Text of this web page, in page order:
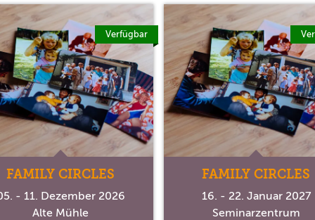
Verfügbar
FAMILY CIRCLES
- 11. Dezember 2026
Alte Mühle
FAMILY CIRCLES
16. - 22. Januar 2027
Seminarzentrum